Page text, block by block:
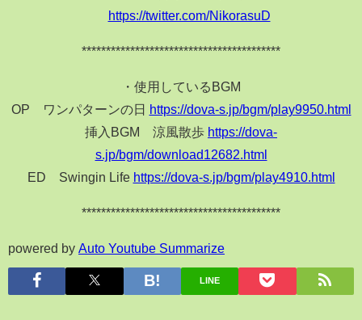
https://twitter.com/NikorasuD
*****************************************
・使用しているBGM
OP ワンパターンの日
https://dova-s.jp/bgm/play9950.html
挿入BGM 涼風散歩 https://dova-
s.jp/bgm/download12682.html
ED Swingin Life https://dova-s.jp/bgm/play4910.html
*****************************************
powered by Auto Youtube Summarize
LINE